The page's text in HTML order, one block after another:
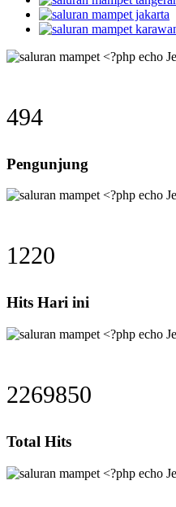
494
Pengunjung
1220
Hits Hari ini
2269850
Total Hits